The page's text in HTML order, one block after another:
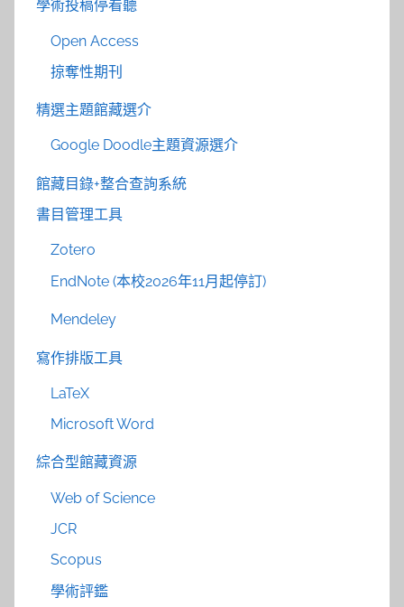
學術投稿停看聽
Open Access
掠奪性期刊
精選主題館藏選介
Google Doodle主題資源選介
館藏目錄+整合查詢系統
書目管理工具
Zotero
EndNote (本校2026年11月起停訂)
Mendeley
寫作排版工具
LaTeX
Microsoft Word
綜合型館藏資源
Web of Science
JCR
Scopus
學術評鑑